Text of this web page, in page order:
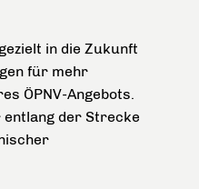
in die Zukunft
für mehr
ÖPNV-Angebots.
entlang der Strecke